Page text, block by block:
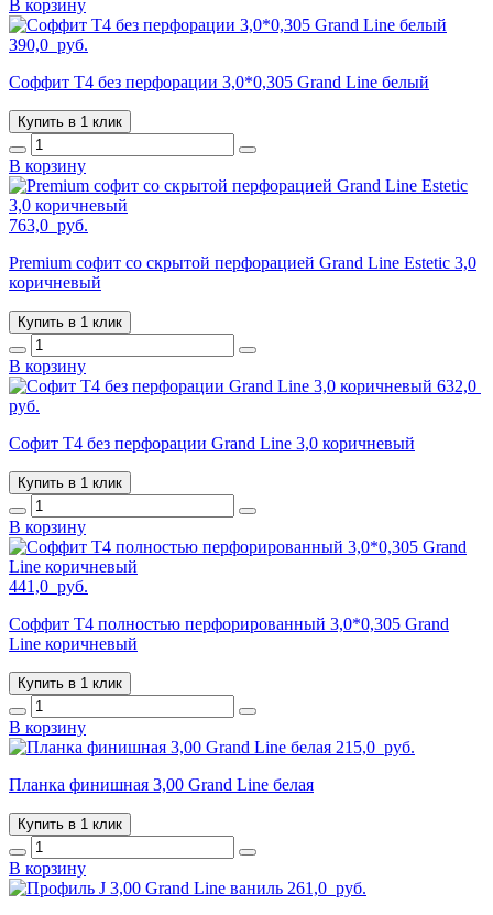
В корзину
390,0 руб.
Соффит T4 без перфорации 3,0*0,305 Grand Line белый
Купить в 1 клик
В корзину
763,0 руб.
Premium софит со скрытой перфорацией Grand Line Estetic 3,0
коричневый
Купить в 1 клик
В корзину
632,0
руб.
Софит T4 без перфорации Grand Line 3,0 коричневый
Купить в 1 клик
В корзину
441,0 руб.
Соффит T4 полностью перфорированный 3,0*0,305 Grand
Line коричневый
Купить в 1 клик
В корзину
215,0 руб.
Планка финишная 3,00 Grand Line белая
Купить в 1 клик
В корзину
261,0 руб.